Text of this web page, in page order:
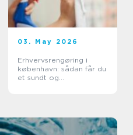
03. May 2026
Erhvervsrengøring i
københavn: sådan får du
et sundt og